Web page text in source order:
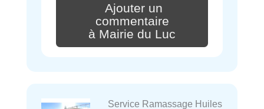
Ajouter un
commentaire
à Mairie du Luc
Service Ramassage Huiles